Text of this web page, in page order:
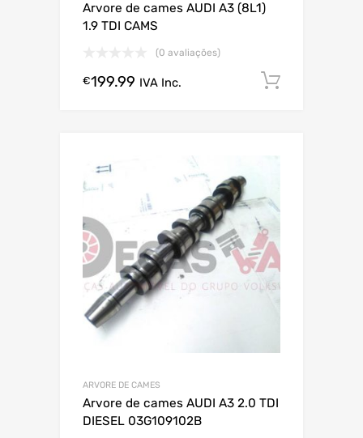
Arvore de cames AUDI A3 (8L1)
1.9 TDI CAMS
(0 avaliações)
€199.99 IVA Inc.
ARVORE DE CAMES
Arvore de cames AUDI A3 2.0 TDI
DIESEL 03G109102B